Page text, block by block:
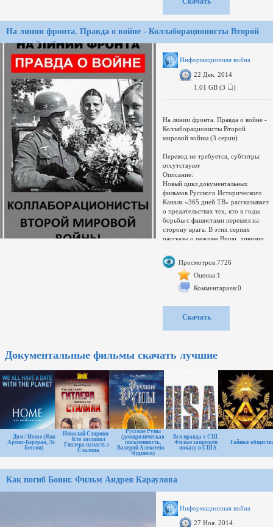
организуют теракты, чтобы мы
боялись и ненавидели тех, на кого
укажут эти спецслужбы;
-спецслужбы мира уничтожают
миллиарда.
Мировое правительство руками
спецслужб зачищает планету от
бесполезных едоков, то есть от нас
На линии фронта. Правда о войне - Коллаборационисты Второй
мировой войны.
Информационная война
22 Дек. 2014
1.01 GB (3
)
На линии фронта. Правда о войне -
Коллаборационисты Второй
мировой войны (3 серии)
Перевод не требуется, cубтитры:
отсутствуют
Описание:
Новый цикл документальных
фильмов Русского Исторического
Канала «365 дней ТВ» рассказывает
о предательствах тех, кто в годы
борьбы с фашистами перешел на
сторону врага. В этих сериях
рассказы о режиме Виши, дивизии
Власова.
1. Режим Виши: предатели и
патриоты
2. Чужими руками. Дивизия СС
«Галиция»
Просмотров:7726
Оценка:1
Комментариев:0
Скачать
Документальные фильмы скачать лучшие
Дом / Home (Янн
Артюс-Бертран, Люк
Бессон)
Николай Стариков -
Кто заставил
Гитлера напасть на
Сталина
Русские Руны
(докирилическая
письменность,
Валерий Алексеевич
Чудинов)
Вся правда о США.
Фильм запрещён к
показу в США
Тайные
Как погиб Боинг. Фильм Андрея Караулова
Информационная война
27 Ноя. 2014